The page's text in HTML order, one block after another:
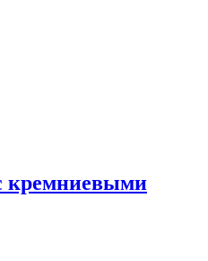
кремниевыми